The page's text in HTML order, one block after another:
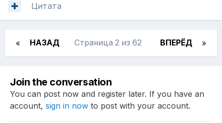
Цитата
НАЗАД ВПЕРЁД
Страница 2 из 62
Join the conversation
You can post now and register later. If you have an
account, sign in now to post with your account.